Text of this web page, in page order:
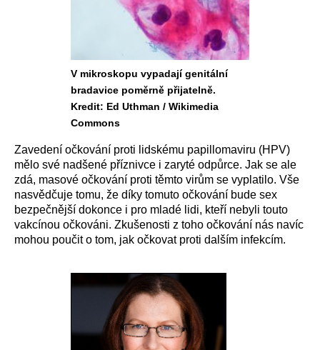
V mikroskopu vypadají genitální
bradavice poměrně přijatelně.
Kredit: Ed Uthman / Wikimedia
Commons
Zavedení očkování proti lidskému papillomaviru (HPV)
mělo své nadšené příznivce i zaryté odpůrce. Jak se ale
zdá, masové očkování proti těmto virům se vyplatilo. Vše
nasvědčuje tomu, že díky tomuto očkování bude sex
bezpečnější dokonce i pro mladé lidi, kteří nebyli touto
vakcínou očkováni. Zkušenosti z toho očkování nás navíc
mohou poučit o tom, jak očkovat proti dalším infekcím.